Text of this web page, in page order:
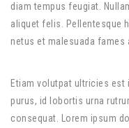
diam tempus feugiat.
aliquet felis. Pellentesque
netus et malesuada fames
Etiam volutpat ultricies
purus, id lobortis urna
consequat. Lorem ipsum